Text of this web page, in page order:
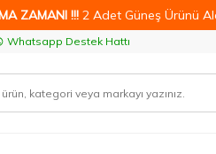
ZAMANI !!! 2 Adet Güneş Ürünü
Whatsapp Destek Hattı